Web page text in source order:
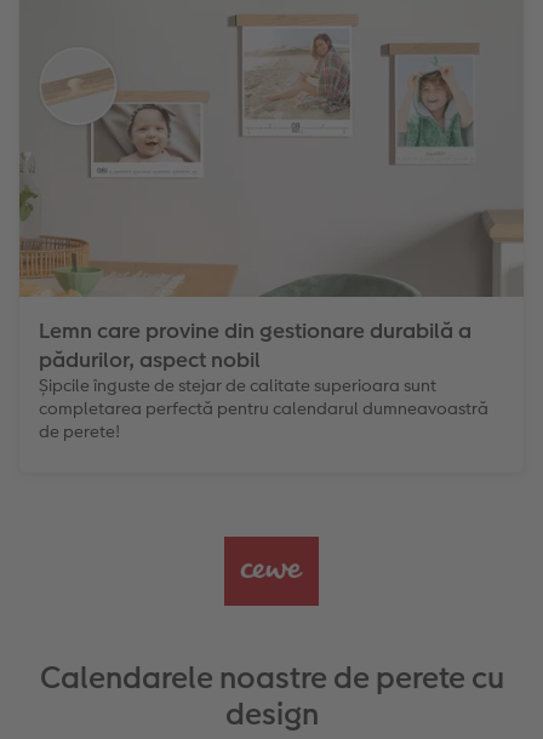
Lemn care provine din gestionare durabilă a
pădurilor, aspect nobil
Șipcile înguste de stejar de calitate superioara sunt
completarea perfectă pentru calendarul dumneavoastră
de perete!
Calendarele noastre de perete cu
design